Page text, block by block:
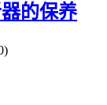
的保养